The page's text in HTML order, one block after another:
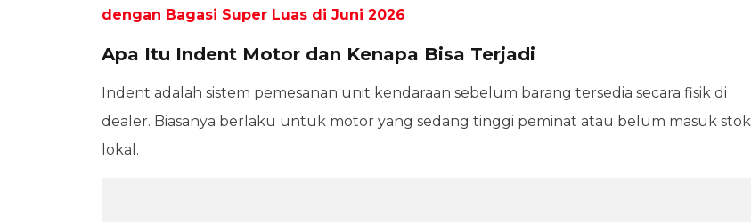
dengan Bagasi Super Luas di Juni 2026
Apa Itu Indent Motor dan Kenapa Bisa Terjadi
Indent adalah sistem pemesanan unit kendaraan sebelum barang tersedia secara fisik di
dealer. Biasanya berlaku untuk motor yang sedang tinggi peminat atau belum masuk stok
lokal.